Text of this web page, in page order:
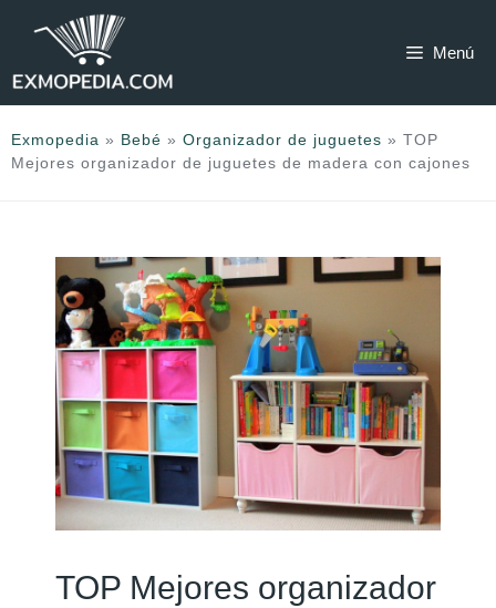
Menú
Exmopedia » Bebé » Organizador de juguetes » TOP
Mejores organizador de juguetes de madera con cajones
TOP Mejores organizador